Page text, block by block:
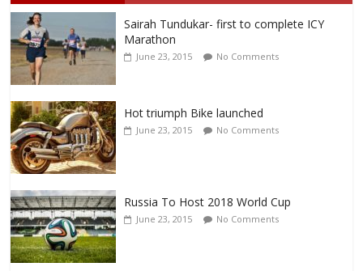
Sairah Tundukar- first to complete ICY
Marathon
June 23, 2015 No Comments
Hot triumph Bike launched
June 23, 2015 No Comments
Russia To Host 2018 World Cup
June 23, 2015 No Comments